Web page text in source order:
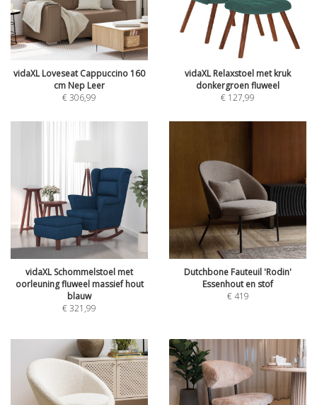
vidaXL Loveseat Cappuccino 160
cm Nep Leer
€306,99
vidaXL Relaxstoel met kruk
donkergroen fluweel
€ 127,99
vidaXL Schommelstoel met
oorleuning fluweel massief hout
blauw
€321,99
Dutchbone Fauteuil 'Rodin'
Essenhout en stof
€419